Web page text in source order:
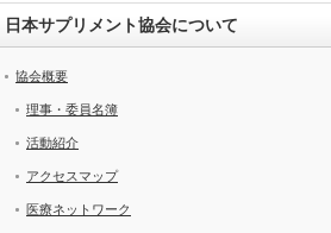
日本サプリメント協会について
協会概要
理事・委員名簿
活動紹介
アクセスマップ
医療ネットワーク